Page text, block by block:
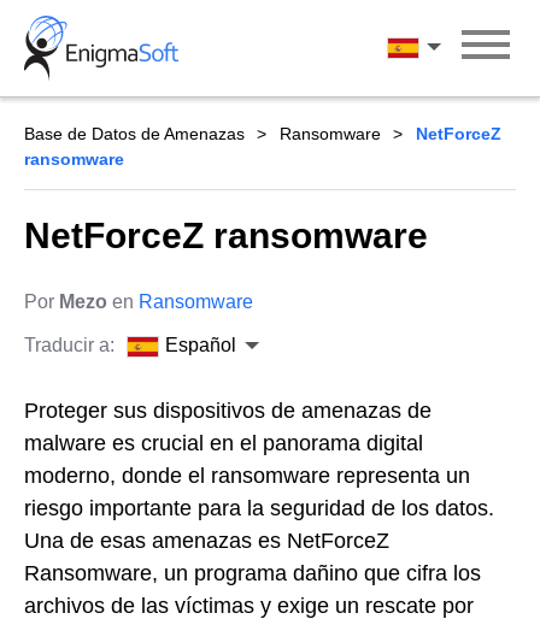
Skip
content
Español
Base de Datos de Amenazas Ransomware
NetForceZ
ransomware
NetForceZ ransomware
Por Mezo en Ransomware
Traducir a: Español
Proteger sus dispositivos de amenazas de
malware es crucial en el panorama digital
moderno, donde el ransomware representa un
riesgo importante para la seguridad de los datos.
Una de esas amenazas es NetForceZ
Ransomware, un programa dañino que cifra los
archivos de las víctimas y exige un rescate por